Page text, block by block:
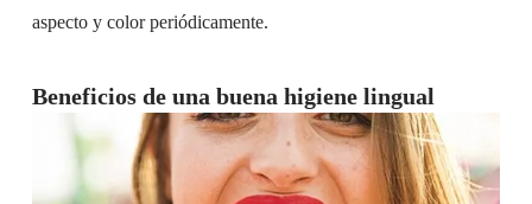
aspecto y color periódicamente.
Beneficios de una buena higiene lingual